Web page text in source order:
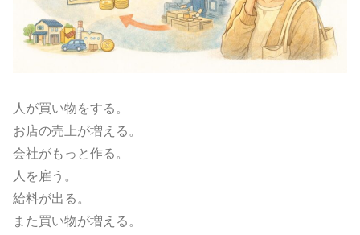
人が買い物をする。
お店の売上が増える。
会社がもっと作る。
人を雇う。
給料が出る。
また買い物が増える。